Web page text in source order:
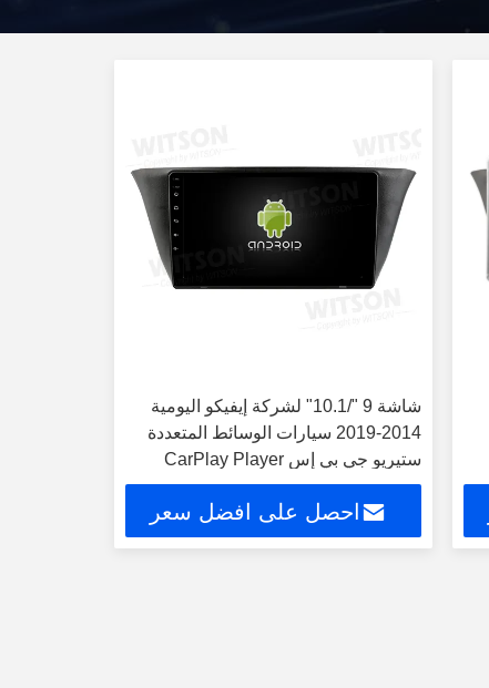
شاشة 9 "/10.1" لشركة إيفيكو اليومية
2014-2019 سيارات الوسائط المتعددة
ستيريو جي بي إس CarPlay Player
احصل على افضل سعر